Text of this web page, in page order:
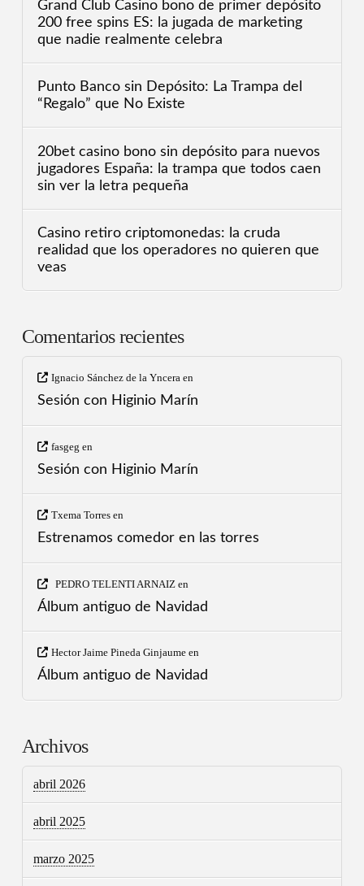
Grand Club Casino bono de primer depósito
200 free spins ES: la jugada de marketing
que nadie realmente celebra
Punto Banco sin Depósito: La Trampa del
“Regalo” que No Existe
20bet casino bono sin depósito para nuevos
jugadores España: la trampa que todos caen
sin ver la letra pequeña
Casino retiro criptomonedas: la cruda
realidad que los operadores no quieren que
veas
Comentarios recientes
Ignacio Sánchez de la Ynceraen
Sesión con Higinio Marín
fasgeg en
Sesión con Higinio Marín
Txema Torresen
Estrenamos comedor en las torres
PEDRO TELENTI ARNAIZ en
Álbum antiguo de Navidad
Hector Jaime Pineda Ginjaumeen
Álbum antiguo de Navidad
Archivos
abril 2026
abril 2025
marzo 2025